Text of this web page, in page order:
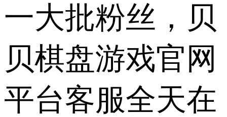
一大批粉丝，贝
贝棋盘游戏官网
平台客服全天在